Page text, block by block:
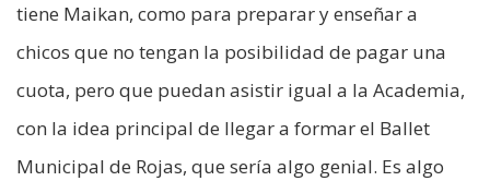
tiene Maikan, como para preparar y enseñar a
chicos que no tengan la posibilidad de pagar una
cuota, pero que puedan asistir igual a la Academia,
con la idea principal de llegar a formar el Ballet
Municipal de Rojas, que sería algo genial. Es algo